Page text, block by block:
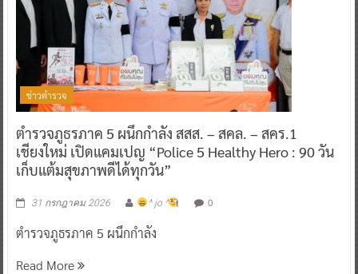
ข่าวตำรวจ
ตำรวจภูธรภาค 5 ผนึกกำลัง สสส. – สคล. – สคร.1
เชียงใหม่ เปิดแคมเปญ “Police 5 Healthy Hero : 90 วัน
เก็บแต้มสุขภาพดีได้ทุกวัน”
31 กรกฎาคม 2026 ^ jo ^ 0
ตำรวจภูธรภาค 5 ผนึกกำลัง
Read More